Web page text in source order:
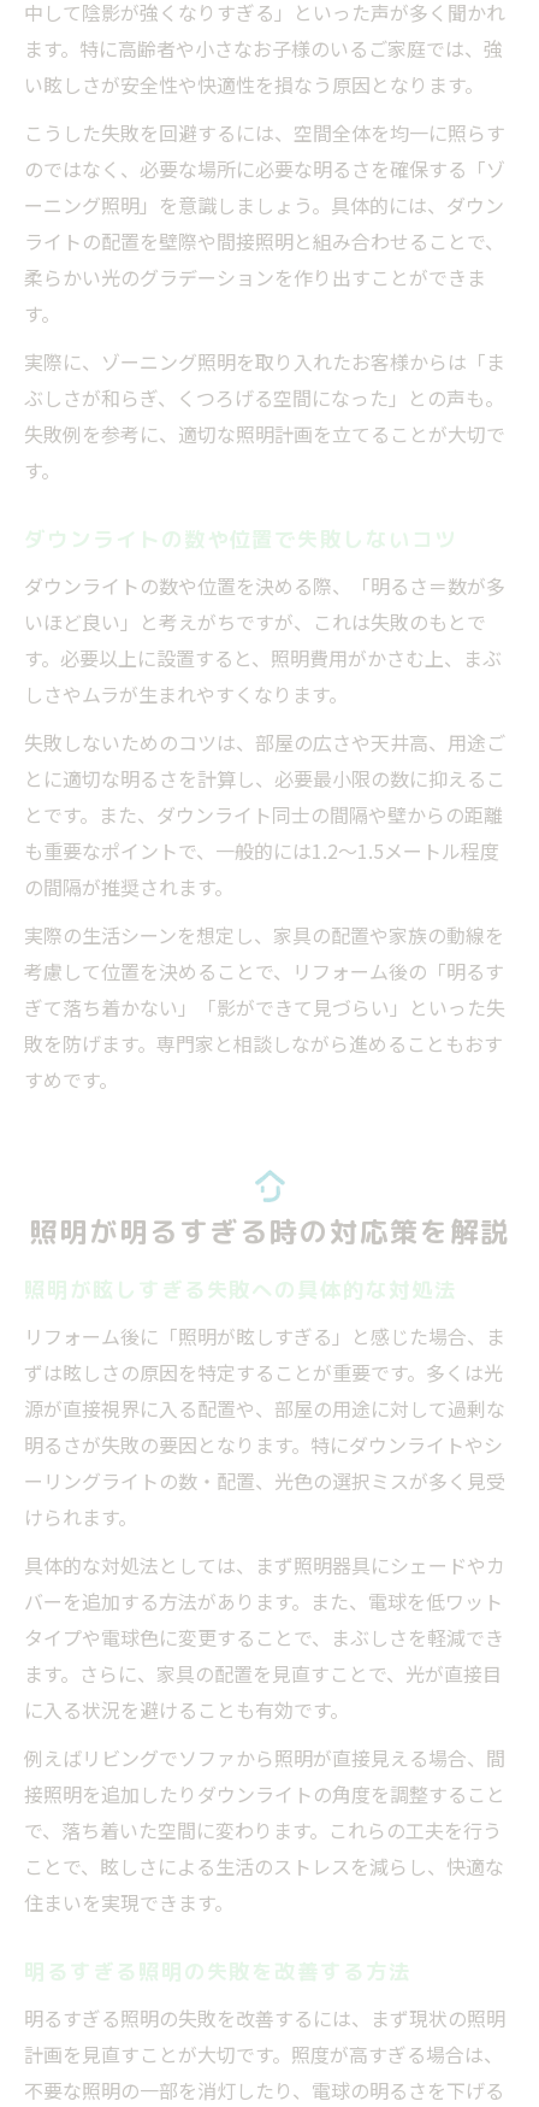
中して陰影が強くなりすぎる」といった声が多く聞かれ
ます。特に高齢者や小さなお子様のいるご家庭では、強
い眩しさが安全性や快適性を損なう原因となります。
こうした失敗を回避するには、空間全体を均一に照らす
のではなく、必要な場所に必要な明るさを確保する「ゾ
ーニング照明」を意識しましょう。具体的には、ダウン
ライトの配置を壁際や間接照明と組み合わせることで、
柔らかい光のグラデーションを作り出すことができま
す。
実際に、ゾーニング照明を取り入れたお客様からは「ま
ぶしさが和らぎ、くつろげる空間になった」との声も。
失敗例を参考に、適切な照明計画を立てることが大切で
す。
ダウンライトの数や位置で失敗しないコツ
ダウンライトの数や位置を決める際、「明るさ＝数が多
いほど良い」と考えがちですが、これは失敗のもとで
す。必要以上に設置すると、照明費用がかさむ上、まぶ
しさやムラが生まれやすくなります。
失敗しないためのコツは、部屋の広さや天井高、用途ご
とに適切な明るさを計算し、必要最小限の数に抑えるこ
とです。また、ダウンライト同士の間隔や壁からの距離
も重要なポイントで、一般的には1.2～1.5メートル程度
の間隔が推奨されます。
実際の生活シーンを想定し、家具の配置や家族の動線を
考慮して位置を決めることで、リフォーム後の「明るす
ぎて落ち着かない」「影ができて見づらい」といった失
敗を防げます。専門家と相談しながら進めることもおす
すめです。
照明が明るすぎる時の対応策を解説
照明が眩しすぎる失敗への具体的な対処法
リフォーム後に「照明が眩しすぎる」と感じた場合、ま
ずは眩しさの原因を特定することが重要です。多くは光
源が直接視界に入る配置や、部屋の用途に対して過剰な
明るさが失敗の要因となります。特にダウンライトやシ
ーリングライトの数・配置、光色の選択ミスが多く見受
けられます。
具体的な対処法としては、まず照明器具にシェードやカ
バーを追加する方法があります。また、電球を低ワット
タイプや電球色に変更することで、まぶしさを軽減でき
ます。さらに、家具の配置を見直すことで、光が直接目
に入る状況を避けることも有効です。
例えばリビングでソファから照明が直接見える場合、間
接照明を追加したりダウンライトの角度を調整すること
で、落ち着いた空間に変わります。これらの工夫を行う
ことで、眩しさによる生活のストレスを減らし、快適な
住まいを実現できます。
明るすぎる照明の失敗を改善する方法
明るすぎる照明の失敗を改善するには、まず現状の照明
計画を見直すことが大切です。照度が高すぎる場合は、
不要な照明の一部を消灯したり、電球の明るさを下げる